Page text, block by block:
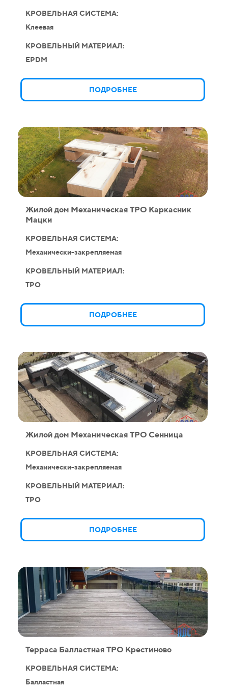
КРОВЕЛЬНАЯ СИСТЕМА:
Клеевая
КРОВЕЛЬНЫЙ МАТЕРИАЛ:
EPDM
ПОДРОБНЕЕ
Жилой дом Механическая ТPO Каркасник
Мацки
КРОВЕЛЬНАЯ СИСТЕМА:
Механически-закрепляемая
КРОВЕЛЬНЫЙ МАТЕРИАЛ:
TPO
ПОДРОБНЕЕ
Жилой дом Механическая ТPO Сенница
КРОВЕЛЬНАЯ СИСТЕМА:
Механически-закрепляемая
КРОВЕЛЬНЫЙ МАТЕРИАЛ:
TPO
ПОДРОБНЕЕ
Терраса Балластная ТРО Крестиново
КРОВЕЛЬНАЯ СИСТЕМА:
Балластная